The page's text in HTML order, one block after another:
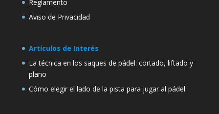
Reglamento
Aviso de Privacidad
Artículos de Interés
La técnica en los saques de pádel: cortado, liftado y
plano
Cómo elegir el lado de la pista para jugar al pádel